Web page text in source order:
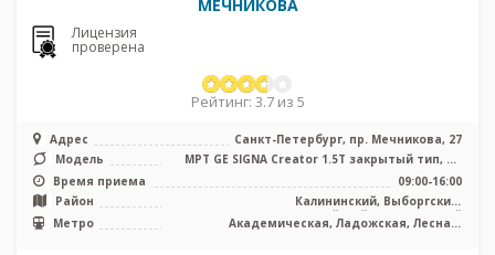
МЕЧНИКОВА
Лицензия
проверена
Рейтинг: 3.7 из 5
Адрес
Санкт-Петербург, пр. Мечникова, 27
Модель
МРТ GE SIGNA Creator 1.5Т закрытый тип, КТ
Canon Aquilion Prime SP 160 ...
Время приема
09:00-16:00
Район
Калининский, Выборгский,
Красногвардейский, Центральный
Метро
Академическая, Ладожская, Лесная,